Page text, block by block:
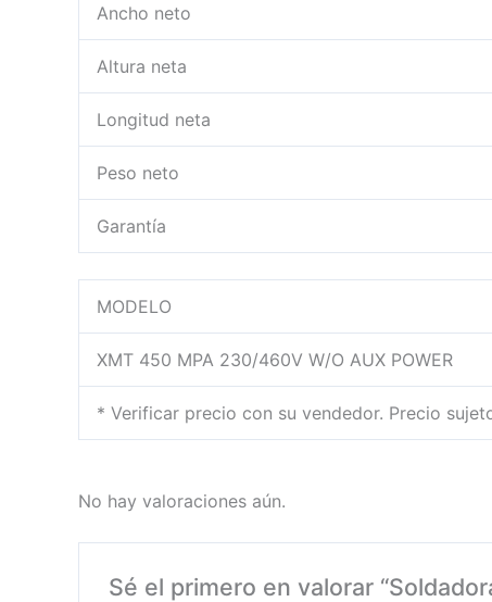
Ancho neto
Altura neta
Longitud neta
Peso neto
Garantía
MODELO
XMT 450 MPA 230/460V W/O AUX POWER
* Verificar precio con su vendedor. Precio
No hay valoraciones aún.
Sé el primero en valorar